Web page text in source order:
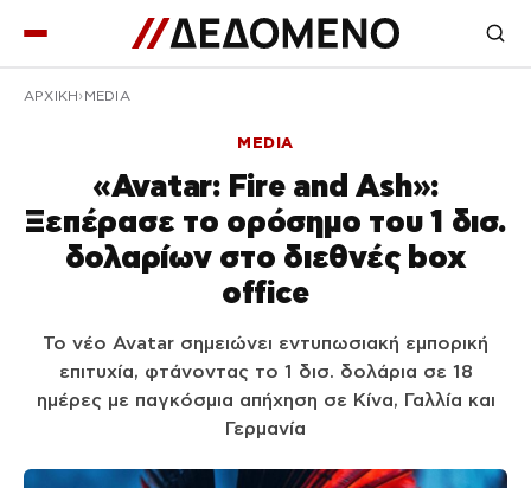
ΑΡΧΙΚΉ MEDIA
MEDIA
«Avatar: Fire and Ash»:
Ξεπέρασε το ορόσημο του 1 δισ.
δολαρίων στο διεθνές box
office
Το νέο Avatar σημειώνει εντυπωσιακή εμπορική
επιτυχία, φτάνοντας το 1 δισ. δολάρια σε 18
ημέρες με παγκόσμια απήχηση σε Κίνα, Γαλλία και
Γερμανία